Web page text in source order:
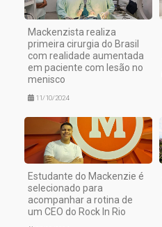
Mackenzista realiza
primeira cirurgia do Brasil
com realidade aumentada
em paciente com lesão no
menisco
11/10/2024
Estudante do Mackenzie é
selecionado para
acompanhar a rotina de
um CEO do Rock In Rio